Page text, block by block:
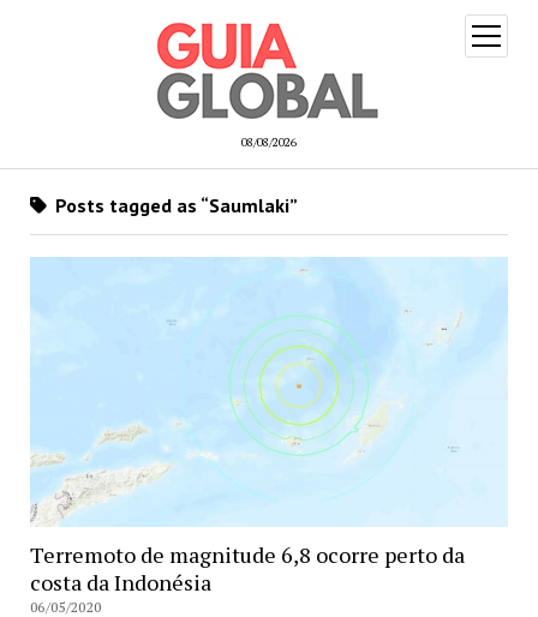
08/08/2026
open
menu
Posts tagged as “Saumlaki”
Terremoto de magnitude 6,8 ocorre perto da
costa da Indonésia
06/05/2020